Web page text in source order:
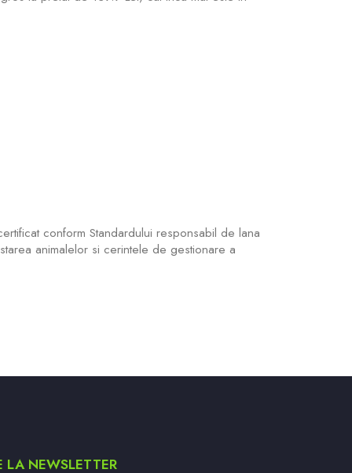
conform Standardului responsabil de lana
animalelor si cerintele de gestionare a
LA NEWSLETTER